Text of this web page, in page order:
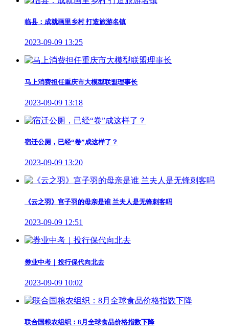
临县：成就画里乡村 打造旅游名镇
2023-09-09 13:25
马上消费担任重庆市大模型联盟理事长
2023-09-09 13:18
宿迁公厕，已经“卷”成这样了？
2023-09-09 13:20
《云之羽》宫子羽的母亲是谁 兰夫人是无锋刺客吗
2023-09-09 12:51
券业中考｜投行保代向北去
2023-09-09 10:02
联合国粮农组织：8月全球食品价格指数下降